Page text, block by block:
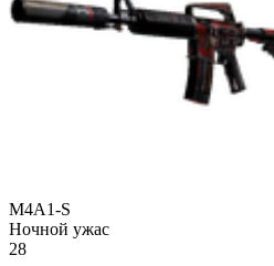
M4A1-S
Ночной ужас
28